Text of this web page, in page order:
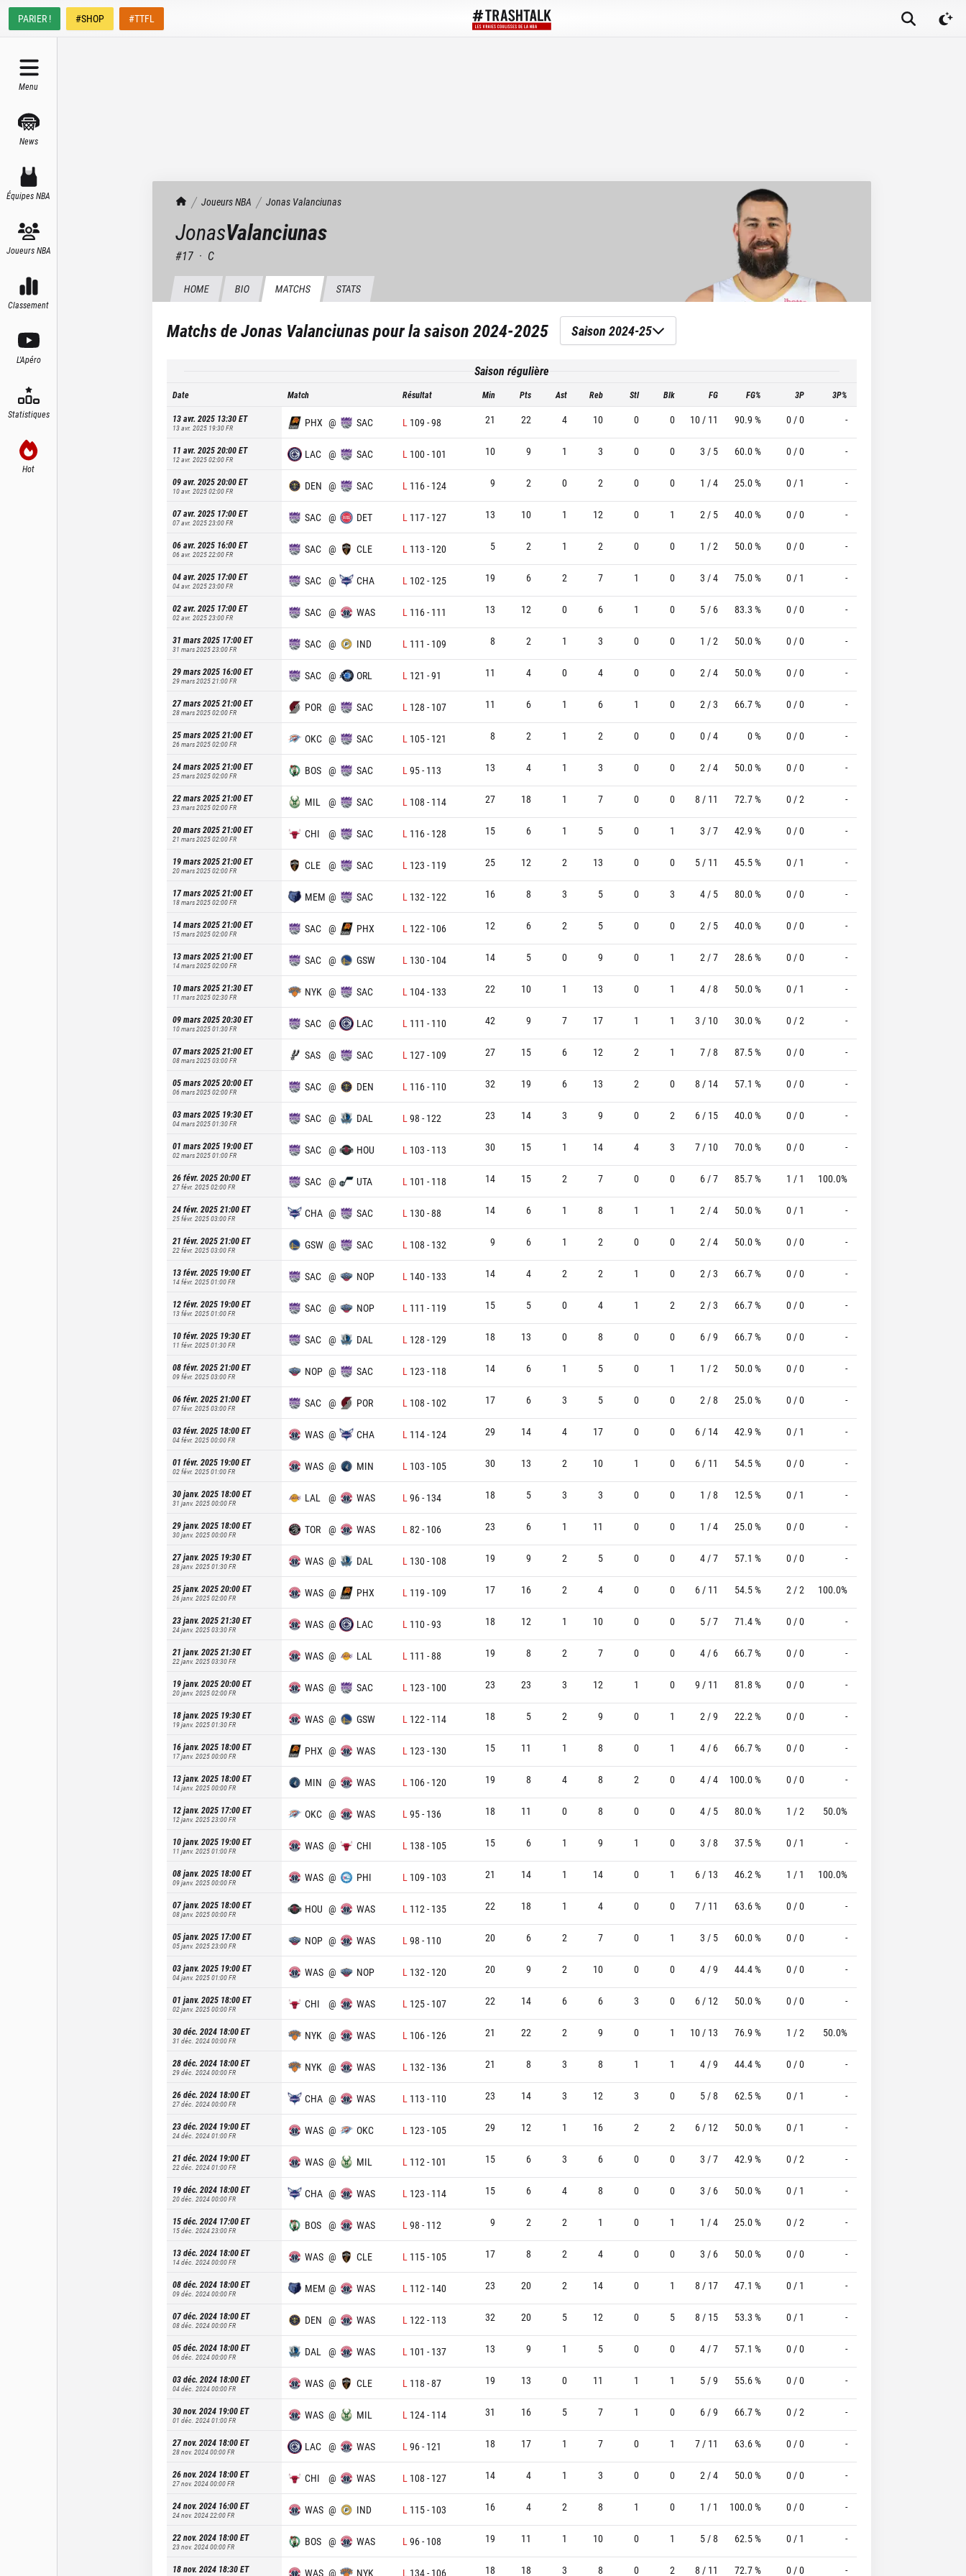
PARIER ! #SHOP #TTFL
Menu
News
Équipes NBA
Joueurs NBA
Classement
L'Apéro
Statistiques
Hot
TrashTalk Actu NBA
Joueurs NBA Jonas Valanciunas
JonasValanciunas
#17 · C
HOME BIO MATCHS STATS
Matchs deJonas Valanciunaspour la saison2024-2025 Saison 2024-25
Saison régulière
Date Match Résultat Min Pts Ast Reb Stl Blk FG FG% 3P 3P%
13 avr. 2025 13:30ET
13 avr. 2025 19:30FR PHX @ SAC L 109 -98 21 22 4 10 0 0 10 / 11 90.9 % 0 / 0 -
11 avr. 2025 20:00ET
12 avr. 2025 02:00FR LAC @ SAC L 100- 101 10 9 1 3 0 0 3 / 5 60.0 % 0 / 0 -
09 avr. 2025 20:00ET
10 avr. 2025 02:00FR DEN @ SAC L 116- 124 9 2 0 2 0 0 1 / 4 25.0 % 0 / 1 -
07 avr. 2025 17:00ET
07 avr. 2025 23:00FR SAC @ DET L 117- 127 13 10 1 12 0 1 2 / 5 40.0 % 0 / 0 -
06 avr. 2025 16:00ET
06 avr. 2025 22:00FR SAC @ CLE L 113 - 120 5 2 1 2 0 0 1 / 2 50.0 % 0 / 0 -
04 avr. 2025 17:00ET
04 avr. 2025 23:00FR SAC @ CHA L 102 - 125 19 6 2 7 1 0 3 / 4 75.0 % 0 / 1 -
02 avr. 2025 17:00ET
02 avr. 2025 23:00FR SAC @ WAS L 116- 111 13 12 0 6 1 0 5 / 6 83.3 % 0 / 0 -
31 mars 2025 17:00ET
31 mars 2025 23:00FR SAC @ IND L 111 - 109 8 2 1 3 0 0 1 / 2 50.0 % 0 / 0 -
29 mars 2025 16:00ET
29 mars 2025 21:00FR SAC @ ORL L 121 -91 11 4 0 4 0 0 2 / 4 50.0 % 0 / 0 -
27 mars 2025 21:00ET
28 mars 2025 02:00FR POR @ SAC L 128 - 107 11 6 1 6 1 0 2 / 3 66.7 % 0 / 0 -
25 mars 2025 21:00ET
26 mars 2025 02:00FR OKC @ SAC L 105- 121 8 2 1 2 0 0 0 / 4 0 % 0 / 0 -
24 mars 2025 21:00ET
25 mars 2025 02:00FR BOS @ SAC L 95- 113 13 4 1 3 0 0 2 / 4 50.0 % 0 / 0 -
22 mars 2025 21:00ET
23 mars 2025 02:00FR MIL @ SAC L 108 - 114 27 18 1 7 0 0 8 / 11 72.7 % 0 / 2 -
20 mars 2025 21:00ET
21 mars 2025 02:00FR CHI @ SAC L 116- 128 15 6 1 5 0 1 3 / 7 42.9 % 0 / 0 -
19 mars 2025 21:00ET
20 mars 2025 02:00FR CLE @ SAC L 123 - 119 25 12 2 13 0 0 5 / 11 45.5 % 0 / 1 -
17 mars 2025 21:00ET
18 mars 2025 02:00FR MEM @ SAC L 132 - 122 16 8 3 5 0 3 4 / 5 80.0 % 0 / 0 -
14 mars 2025 21:00ET
15 mars 2025 02:00FR SAC @ PHX L 122 - 106 12 6 2 5 0 0 2 / 5 40.0 % 0 / 0 -
13 mars 2025 21:00ET
14 mars 2025 02:00FR SAC @ GSW L 130- 104 14 5 0 9 0 1 2 / 7 28.6 % 0 / 0 -
10 mars 2025 21:30ET
11 mars 2025 02:30FR NYK @ SAC L 104- 133 22 10 1 13 0 1 4 / 8 50.0 % 0 / 1 -
09 mars 2025 20:30ET
10 mars 2025 01:30FR SAC @ LAC L 111 - 110 42 9 7 17 1 1 3 / 10 30.0 % 0 / 2 -
07 mars 2025 21:00ET
08 mars 2025 03:00FR SAS @ SAC L 127- 109 27 15 6 12 2 1 7 / 8 87.5 % 0 / 0 -
05 mars 2025 20:00ET
06 mars 2025 02:00FR SAC @ DEN L 116- 110 32 19 6 13 2 0 8 / 14 57.1 % 0 / 0 -
03 mars 2025 19:30ET
04 mars 2025 01:30FR SAC @ DAL L 98 - 122 23 14 3 9 0 2 6 / 15 40.0 % 0 / 0 -
01 mars 2025 19:00ET
02 mars 2025 01:00FR SAC @ HOU L 103 - 113 30 15 1 14 4 3 7 / 10 70.0 % 0 / 0 -
26 févr. 2025 20:00ET
27 févr. 2025 02:00FR SAC @ UTA L 101 - 118 14 15 2 7 0 0 6 / 7 85.7 % 1 / 1 100.0%
24 févr. 2025 21:00ET
25 févr. 2025 03:00FR CHA @ SAC L 130-88 14 6 1 8 1 1 2 / 4 50.0 % 0 / 1 -
21 févr. 2025 21:00ET
22 févr. 2025 03:00FR GSW @ SAC L 108 - 132 9 6 1 2 0 0 2 / 4 50.0 % 0 / 0 -
13 févr. 2025 19:00ET
14 févr. 2025 01:00FR SAC @ NOP L 140- 133 14 4 2 2 1 0 2 / 3 66.7 % 0 / 0 -
12 févr. 2025 19:00ET
13 févr. 2025 01:00FR SAC @ NOP L 111 - 119 15 5 0 4 1 2 2 / 3 66.7 % 0 / 0 -
10 févr. 2025 19:30ET
11 févr. 2025 01:30FR SAC @ DAL L 128 - 129 18 13 0 8 0 0 6 / 9 66.7 % 0 / 0 -
08 févr. 2025 21:00ET
09 févr. 2025 03:00FR NOP @ SAC L 123 - 118 14 6 1 5 0 1 1 / 2 50.0 % 0 / 0 -
06 févr. 2025 21:00ET
07 févr. 2025 03:00FR SAC @ POR L 108 - 102 17 6 3 5 0 0 2 / 8 25.0 % 0 / 0 -
03 févr. 2025 18:00ET
04 févr. 2025 00:00FR WAS @ CHA L 114- 124 29 14 4 17 0 0 6 / 14 42.9 % 0 / 1 -
01 févr. 2025 19:00ET
02 févr. 2025 01:00FR WAS @ MIN L 103 - 105 30 13 2 10 1 0 6 / 11 54.5 % 0 / 0 -
30 janv. 2025 18:00ET
31 janv. 2025 00:00FR LAL @ WAS L 96- 134 18 5 3 3 0 0 1 / 8 12.5 % 0 / 1 -
29 janv. 2025 18:00ET
30 janv. 2025 00:00FR TOR @ WAS L 82 - 106 23 6 1 11 0 0 1 / 4 25.0 % 0 / 0 -
27 janv. 2025 19:30ET
28 janv. 2025 01:30FR WAS @ DAL L 130- 108 19 9 2 5 0 0 4 / 7 57.1 % 0 / 0 -
25 janv. 2025 20:00ET
26 janv. 2025 02:00FR WAS @ PHX L 119 - 109 17 16 2 4 0 0 6 / 11 54.5 % 2 / 2 100.0%
23 janv. 2025 21:30ET
24 janv. 2025 03:30FR WAS @ LAC L 110-93 18 12 1 10 0 0 5 / 7 71.4 % 0 / 0 -
21 janv. 2025 21:30ET
22 janv. 2025 03:30FR WAS @ LAL L 111 -88 19 8 2 7 0 0 4 / 6 66.7 % 0 / 0 -
19 janv. 2025 20:00ET
20 janv. 2025 02:00FR WAS @ SAC L 123 - 100 23 23 3 12 1 0 9 / 11 81.8 % 0 / 0 -
18 janv. 2025 19:30ET
19 janv. 2025 01:30FR WAS @ GSW L 122 - 114 18 5 2 9 0 1 2 / 9 22.2 % 0 / 0 -
16 janv. 2025 18:00ET
17 janv. 2025 00:00FR PHX @ WAS L 123 - 130 15 11 1 8 0 1 4 / 6 66.7 % 0 / 0 -
13 janv. 2025 18:00ET
14 janv. 2025 00:00FR MIN @ WAS L 106- 120 19 8 4 8 2 0 4 / 4 100.0 % 0 / 0 -
12 janv. 2025 17:00ET
12 janv. 2025 23:00FR OKC @ WAS L 95- 136 18 11 0 8 0 0 4 / 5 80.0 % 1 / 2 50.0%
10 janv. 2025 19:00ET
11 janv. 2025 01:00FR WAS @ CHI L 138 - 105 15 6 1 9 1 0 3 / 8 37.5 % 0 / 1 -
08 janv. 2025 18:00ET
09 janv. 2025 00:00FR WAS @ PHI L 109 - 103 21 14 1 14 0 1 6 / 13 46.2 % 1 / 1 100.0%
07 janv. 2025 18:00ET
08 janv. 2025 00:00FR HOU @ WAS L 112 - 135 22 18 1 4 0 0 7 / 11 63.6 % 0 / 0 -
05 janv. 2025 17:00ET
05 janv. 2025 23:00FR NOP @ WAS L 98 - 110 20 6 2 7 0 1 3 / 5 60.0 % 0 / 0 -
03 janv. 2025 19:00ET
04 janv. 2025 01:00FR WAS @ NOP L 132 - 120 20 9 2 10 0 0 4 / 9 44.4 % 0 / 0 -
01 janv. 2025 18:00ET
02 janv. 2025 00:00FR CHI @ WAS L 125- 107 22 14 6 6 3 0 6 / 12 50.0 % 0 / 0 -
30 déc. 2024 18:00ET
31 déc. 2024 00:00FR NYK @ WAS L 106- 126 21 22 2 9 0 1 10 / 13 76.9 % 1 / 2 50.0%
28 déc. 2024 18:00ET
29 déc. 2024 00:00FR NYK @ WAS L 132 - 136 21 8 3 8 1 1 4 / 9 44.4 % 0 / 0 -
26 déc. 2024 18:00ET
27 déc. 2024 00:00FR CHA @ WAS L 113 - 110 23 14 3 12 3 0 5 / 8 62.5 % 0 / 1 -
23 déc. 2024 19:00ET
24 déc. 2024 01:00FR WAS @ OKC L 123 - 105 29 12 1 16 2 2 6 / 12 50.0 % 0 / 1 -
21 déc. 2024 19:00ET
22 déc. 2024 01:00FR WAS @ MIL L 112 - 101 15 6 3 6 0 0 3 / 7 42.9 % 0 / 2 -
19 déc. 2024 18:00ET
20 déc. 2024 00:00FR CHA @ WAS L 123 - 114 15 6 4 8 0 0 3 / 6 50.0 % 0 / 1 -
15 déc. 2024 17:00ET
15 déc. 2024 23:00FR BOS @ WAS L 98 - 112 9 2 2 1 0 1 1 / 4 25.0 % 0 / 2 -
13 déc. 2024 18:00ET
14 déc. 2024 00:00FR WAS @ CLE L 115- 105 17 8 2 4 0 0 3 / 6 50.0 % 0 / 0 -
08 déc. 2024 18:00ET
09 déc. 2024 00:00FR MEM @ WAS L 112 - 140 23 20 2 14 0 1 8 / 17 47.1 % 0 / 1 -
07 déc. 2024 18:00ET
08 déc. 2024 00:00FR DEN @ WAS L 122 - 113 32 20 5 12 0 5 8 / 15 53.3 % 0 / 1 -
05 déc. 2024 18:00ET
06 déc. 2024 00:00FR DAL @ WAS L 101 - 137 13 9 1 5 0 0 4 / 7 57.1 % 0 / 0 -
03 déc. 2024 18:00ET
04 déc. 2024 00:00FR WAS @ CLE L 118 -87 19 13 0 11 1 1 5 / 9 55.6 % 0 / 0 -
30 nov. 2024 19:00ET
01 déc. 2024 01:00FR WAS @ MIL L 124- 114 31 16 5 7 1 0 6 / 9 66.7 % 0 / 2 -
27 nov. 2024 18:00ET
28 nov. 2024 00:00FR LAC @ WAS L 96- 121 18 17 1 7 0 1 7 / 11 63.6 % 0 / 0 -
26 nov. 2024 18:00ET
27 nov. 2024 00:00FR CHI @ WAS L 108 - 127 14 4 1 3 0 0 2 / 4 50.0 % 0 / 0 -
24 nov. 2024 16:00ET
24 nov. 2024 22:00FR WAS @ IND L 115- 103 16 4 2 8 1 0 1 / 1 100.0 % 0 / 0 -
22 nov. 2024 18:00ET
23 nov. 2024 00:00FR BOS @ WAS L 96- 108 19 11 1 10 0 1 5 / 8 62.5 % 0 / 1 -
18 nov. 2024 18:30ET WAS @ NYK L 134- 106 18 18 3 8 0 2 8 / 11 72.7 % 0 / 0 -